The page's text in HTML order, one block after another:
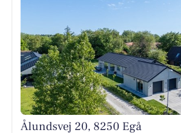
Ålundsvej 20, 8250 Egå